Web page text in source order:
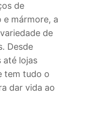
de
mármore, a
de
Desde
até lojas
tem tudo o
dar vida ao